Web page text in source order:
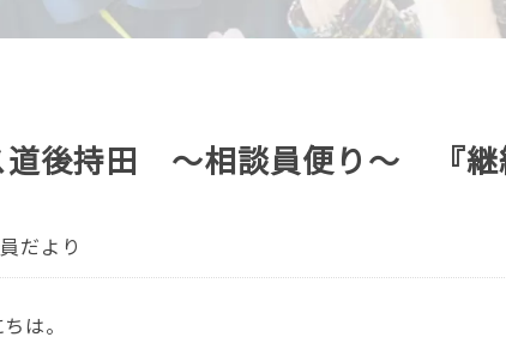
道後持田 ～相談員便り～ 『継
だより
は。